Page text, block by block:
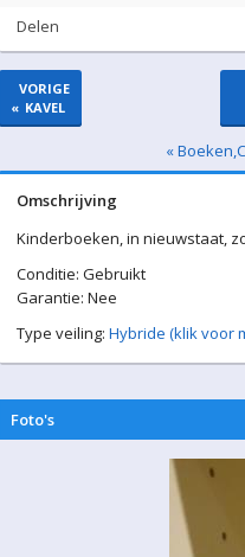
Delen
«
VORIGE
KAVEL
«
Omschrijving
Kinderboeken, in nieuwstaat,
Conditie: Gebruikt
Garantie: Nee
Type veiling: Hybride (klik voor
Foto's